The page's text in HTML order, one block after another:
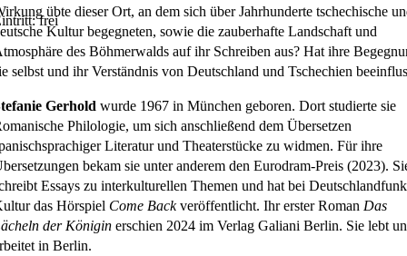
übte dieser Ort, an dem sich über Jahrhunderte tschechische
Kultur begegneten, sowie die zauberhafte Landschaft und
des Böhmerwalds auf ihr Schreiben aus? Hat ihre
selbst und ihr Verständnis von Deutschland und Tschechien
Gerhold wurde 1967 in München geboren. Dort studierte sie
Philologie, um sich anschließend dem Übersetzen
Literatur und Theaterstücke zu widmen. Für ihre
bekam sie unter anderem den Eurodram-Preis (2023).
Essays zu interkulturellen Themen und hat bei Deutschlandfunk
das Hörspiel Come Backveröffentlicht. Ihr erster Roman Das
der Königin erschien 2024 im Verlag Galiani Berlin. Sie lebt
in Berlin.
frei